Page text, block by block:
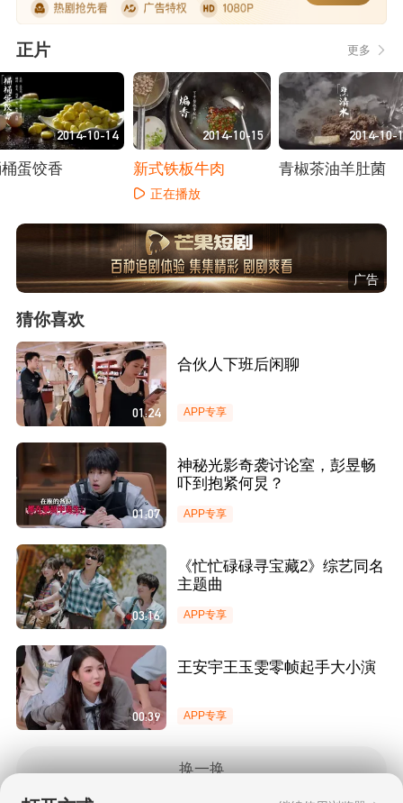
正片 更多
2014-10-14
蛋饺香
2014-10-15
新式铁板牛肉
正在播放
2014-10-
青椒茶油羊肚菌
广告
猜你喜欢
01:24
合伙人下班后闲聊
APP专享
01:07
神秘光影奇袭讨论室，彭昱畅
吓到抱紧何炅？
APP专享
03:16
《忙忙碌碌寻宝藏2》综艺同名
主题曲
APP专享
00:39
王安宇王玉雯零帧起手大小演
APP专享
换一换